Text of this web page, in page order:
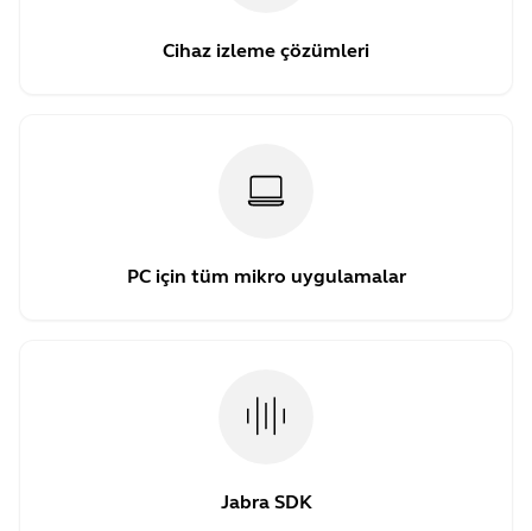
Cihaz izleme çözümleri
PC için tüm mikro uygulamalar
Jabra SDK